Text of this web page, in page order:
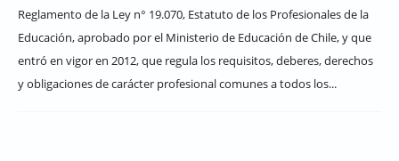
Reglamento de la Ley n° 19.070, Estatuto de los Profesionales de la
Educación, aprobado por el Ministerio de Educación de Chile, y que
entró en vigor en 2012, que regula los requisitos, deberes, derechos
y obligaciones de carácter profesional comunes a todos los...